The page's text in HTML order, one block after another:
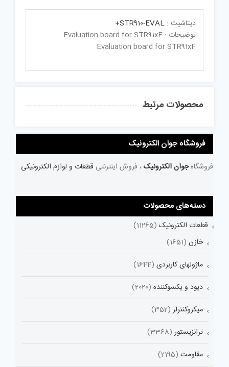
دیتاشیت : STR910-EVAL+
توضیحات : Evaluation board for STR91xF
Evaluation board for STR91xF
محصولات مرتبط
فروشگاه جوان الکترونیک
فروشگاهجوان الکترونیک ، فروش اینترنتی قطعات و لوازم الکترونیکی
دسته‌های محصولات
قطعات الکترونیک (11265)
خازن (1651)
ماژولهای کاربردی (1644)
دیود و یکسوکننده (2020)
میکروکنترلر (352)
ترانزیستور (3368)
مقاومت (2195)